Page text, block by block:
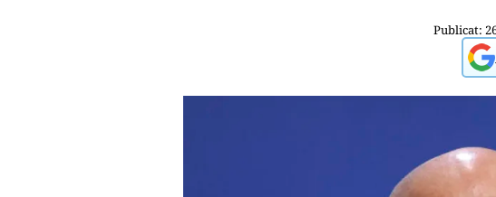
Publicat: